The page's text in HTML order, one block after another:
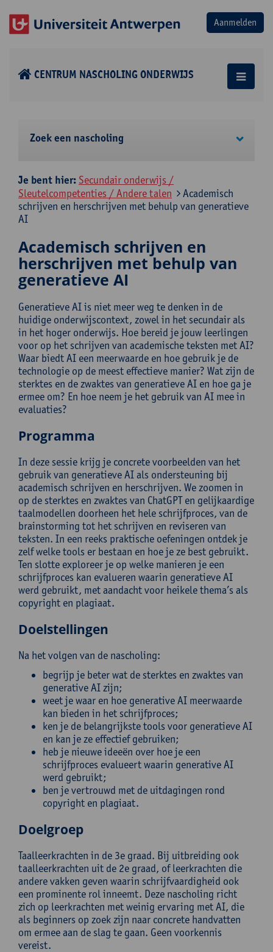
CENTRUM NASCHOLING ONDERWIJS
Zoek een nascholing
Je bent hier: Secundair onderwijs /
Sleutelcompetenties / Andere talen
Academisch
schrijven en herschrijven met behulp van generatieve
AI
Academisch schrijven en
herschrijven met behulp van
generatieve AI
Generatieve AI is niet meer weg te denken in de
huidige onderwijscontext, zowel in het secundair als
in het hoger onderwijs. Hoe bereid je jouw leerlingen
voor op het schrijven van academische teksten met AI?
Waar biedt AI een meerwaarde en hoe gebruik je de
technologie op de meest effectieve manier? Wat zijn de
sterktes en de zwaktes van generatieve AI en hoe ga je
ermee om? En hoe neem je het gebruik van AI mee in
evaluaties?
Programma
In deze sessie krijg je concrete voorbeelden van het
gebruik van generatieve AI als ondersteuning bij
academisch schrijven en herschrijven. We zoomen in
op de sterktes en zwaktes van ChatGPT en gelijkaardige
taalmodellen doorheen het hele schrijfproces, van de
brainstorming tot het schrijven en reviseren van
teksten. In een reeks praktische oefeningen ontdek je
zelf welke tools er bestaan en hoe je ze best gebruikt.
Ten slotte exploreer je op welke manieren je een
schrijfproces kan evalueren waarin generatieve AI
werd gebruikt, met aandacht voor heikele thema’s als
copyright en plagiaat.
Doelstellingen
Na het volgen van de nascholing:
begrijp je beter wat de sterktes en zwaktes van
generative AI zijn;
weet je waar en hoe generative AI meerwaarde
kan bieden in het schrijfproces;
ken je de belangrijkste tools voor generatieve AI
en kan je ze effectief gebruiken;
heb je nieuwe ideeën over hoe je een
schrijfproces evalueert waarin generative AI
werd gebruikt;
ben je vertrouwd met de uitdagingen rond
copyright en plagiaat.
Doelgroep
Taalleerkrachten in de 3e graad. Bij uitbreiding ook
taalleerkrachten uit de 2e graad, of leerkrachten die
andere vakken geven waarin schrijfvaardigheid ook
een prominente rol inneemt. Deze nascholing richt
zich op leerkrachten met weinig ervaring met AI, die
als beginners op zoek zijn naar concrete handvatten
om ermee aan de slag te gaan. Geen voorkennis
vereist.